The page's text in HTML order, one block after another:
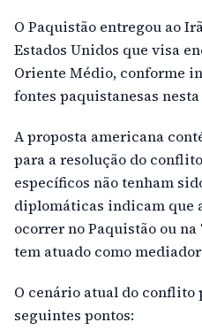
O Paquistão entregou ao
Estados Unidos que visa
Oriente Médio, conforme
fontes paquistanesas
A proposta americana
para a resolução do
específicos não tenham
diplomáticas indicam que
ocorrer no Paquistão ou
tem atuado como
O cenário atual do conflito
seguintes pontos: